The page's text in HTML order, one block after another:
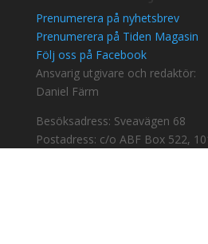
Prenumerera på nyhetsbrev
Prenumerera på Tiden Magasin
Följ oss på Facebook
Ansvarig utgivare och redaktör:
Daniel Färm
Besöksadress: Sveavägen 68
Postadress: c/o ABF Box 522,